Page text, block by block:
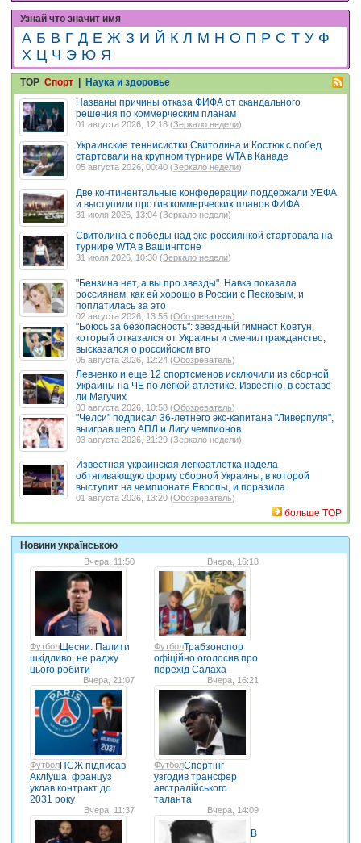
Узнай что значит имя
А Б В Г Д Е Ж З И Й К Л М Н О П Р С Т У Ф
Х Ц Ч Э Ю Я
TOP Спорт | Наука и здоровье
Названы причины отказа ФИФА от скандального
решения по коммерческим планам
01 августа 2026, 12:18 (Зеркало недели)
Украинские теннисистки Свитолина и Костюк с побед
стартовали на крупном турнире WTA в Канаде
05 августа 2026, 00:40 (Зеркало недели)
Две континентальные конфедерации поддержали УЕФА
и выступили против коммерческих планов ФИФА
31 июля 2026, 13:04 (Зеркало недели)
Свитолина с победы над экс-россиянкой стартовала на
турнире WTA в Вашингтоне
31 июля 2026, 10:30 (Зеркало недели)
"Бензина нет, а вы про звезды". Навка показала
россиянам, как ей хорошо в России с Песковым, и
поплатилась за это
02 августа 2026, 13:55 (Обозреватель)
"Боюсь за безопасность": звездный гимнаст Ковтун,
который отказался от Украины и сменил гражданство,
высказался о российском вто
05 августа 2026, 12:24 (Обозреватель)
Левченко и еще 12 спортсменов исключили из сборной
Украины на ЧЕ по легкой атлетике. Известно, в составе
ли Магучих
03 августа 2026, 10:58 (Обозреватель)
"Челси" подписал 36-летнего экс-капитана "Ливерпуля",
выигравшего АПЛ и Лигу чемпионов
03 августа 2026, 21:29 (Зеркало недели)
Известная украинская легкоатлетка надела
обтягивающую форму сборной Украины, в которой
выступит на чемпионате Европы, и поразила
01 августа 2026, 13:20 (Обозреватель)
больше TOP
Новини українською
Вчера, 11:50
ФутболЩесни: Палити
шкідливо, не раджу
цього робити
Вчера, 16:18
ФутболТрабзонспор
офіційно оголосив про
перехід Салаха
Вчера, 21:07
ФутболПСЖ підписав
Акліуша: француз
уклав контракт до
2031 року
Вчера, 16:21
ФутболСпортінг
узгодив трансфер
австралійського
таланта
Вчера, 11:37 Вчера, 14:09
В